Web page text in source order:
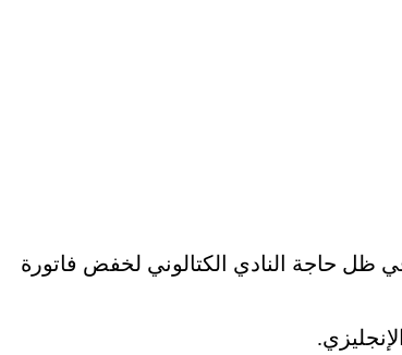
ظل حاجة النادي الكتالوني لخفض فاتورة